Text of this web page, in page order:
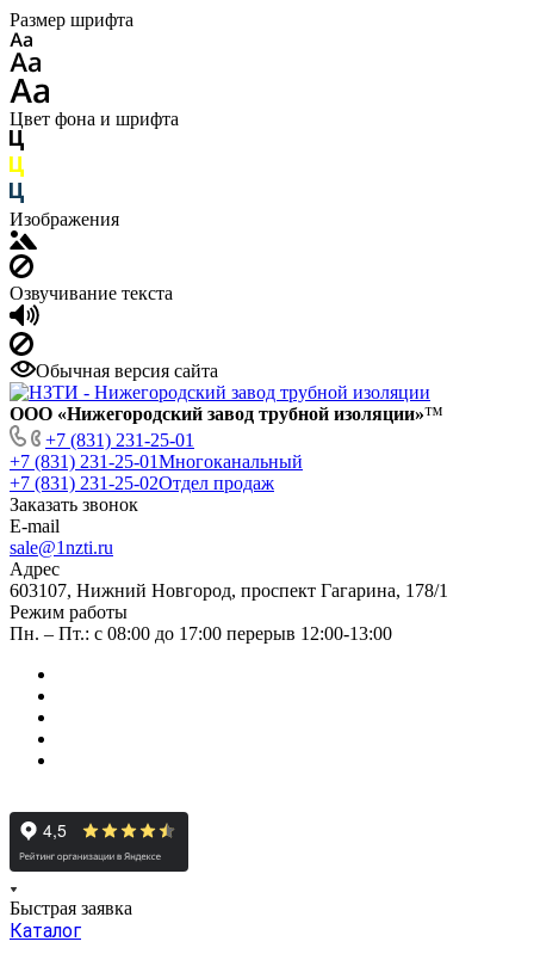
Размер шрифта
Цвет фона и шрифта
Изображения
Озвучивание текста
Обычная версия сайта
ООО «Нижегородский завод трубной изоляции»™
+7 (831) 231-25-01
+7 (831) 231-25-01Многоканальный
+7 (831) 231-25-02Отдел продаж
Заказать звонок
E-mail
sale@1nzti.ru
Адрес
603107, Нижний Новгород, проспект Гагарина, 178/1
Режим работы
Пн. – Пт.: с 08:00 до 17:00 перерыв 12:00-13:00
Быстрая заявка
Каталог